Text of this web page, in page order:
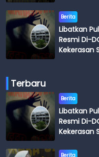
Berita
Libatkan
Resmi Di-
Kekerasan
Terbaru
Berita
Libatkan
Resmi Di-
Kekerasan
Berita